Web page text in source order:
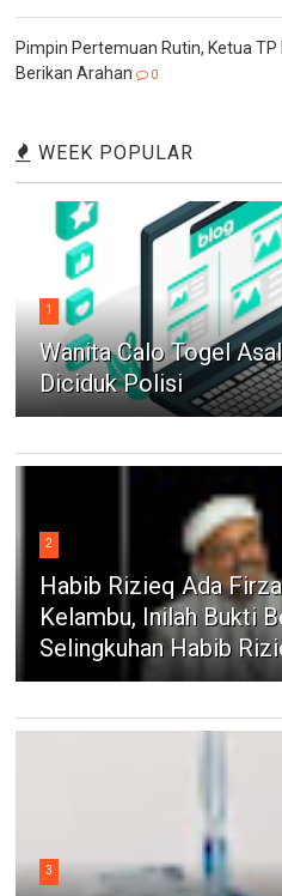
Pimpin Pertemuan Rutin, Ketua TP
Berikan Arahan
0
WEEK POPULAR
1
Wanita Calo Togel
Diciduk Polisi
2
Habib Rizieq Ada
Kelambu, Inilah Bukti
Selingkuhan Habib
3